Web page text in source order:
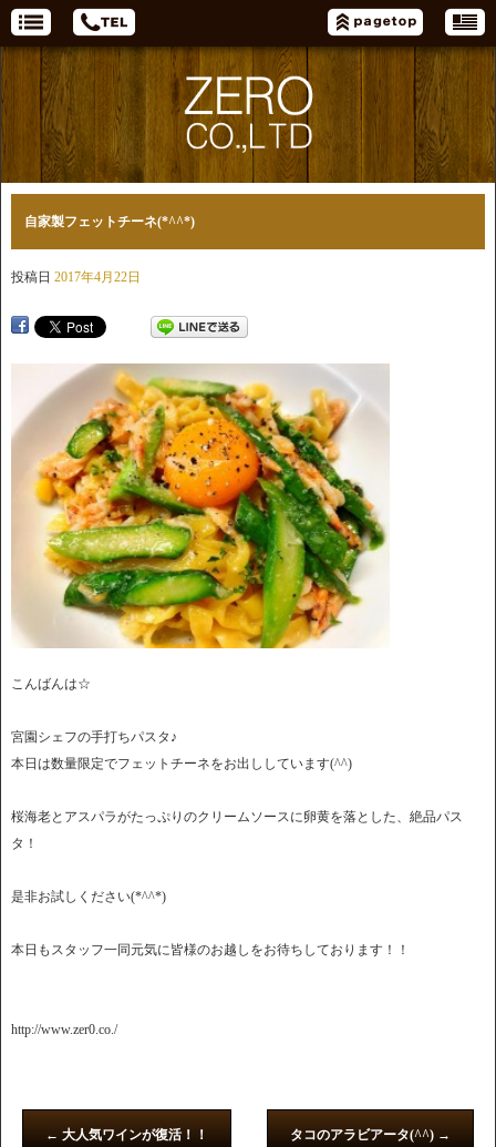
自家製フェットチーネ(*^^*)
投稿日 2017年4月22日
こんばんは☆
宮園シェフの手打ちパスタ♪
本日は数量限定でフェットチーネをお出ししています(^^)
桜海老とアスパラがたっぷりのクリームソースに卵黄を落とした、絶品パス
タ！
是非お試しください(*^^*)
本日もスタッフ一同元気に皆様のお越しをお待ちしております！！
http://www.zer0.co./
← 大人気ワインが復活！！ タコのアラビアータ(^^) →